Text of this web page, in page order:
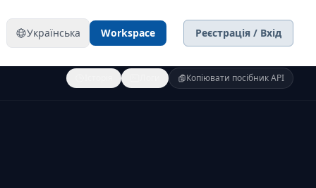
Українська Workspace Реєстрація / Вхід
Копіювати посібник API